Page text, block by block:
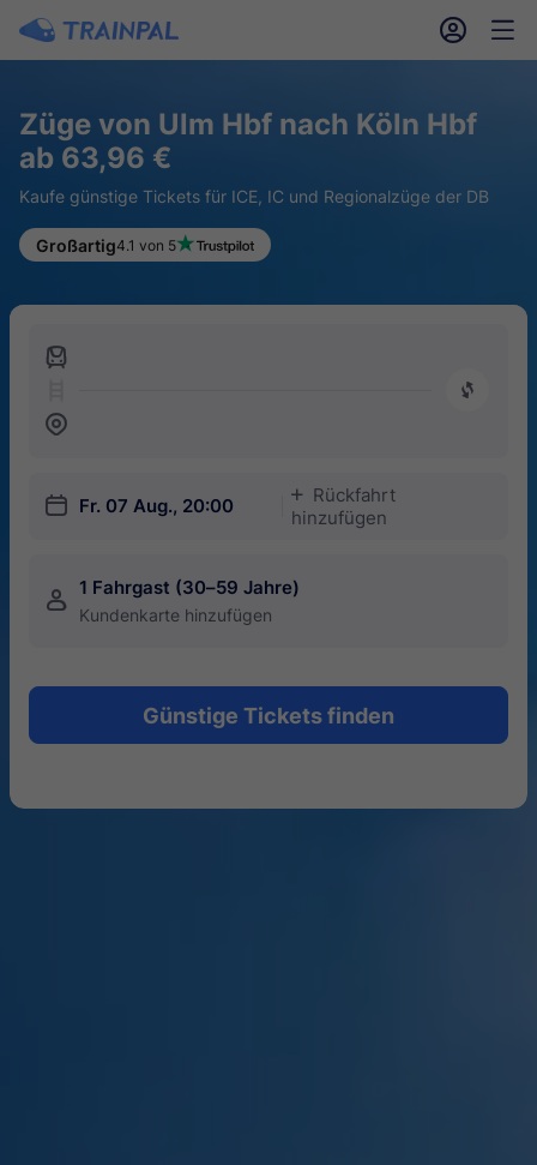
󱎓 󱒨
Züge von Ulm Hbf nach Köln Hbf
ab 63,96 €
Kaufe günstige Tickets für ICE, IC und Regionalzüge der DB
Großartig4.1 von 5
󱍉
󰿠
󱒣
󱎗 Fr. 07 Aug., 20:00
󱅇
Rückfahrt
hinzufügen
󱍂 1 Fahrgast (30–59 Jahre)
Kundenkarte hinzufügen
Günstige Tickets finden